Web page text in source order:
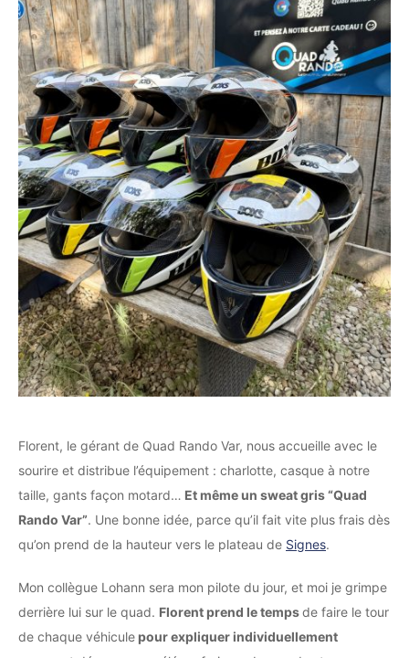
Florent, le gérant de Quad Rando Var, nous accueille avec le
sourire et distribue l’équipement : charlotte, casque à notre
taille, gants façon motard… Et même un sweat gris “Quad
Rando Var”. Une bonne idée, parce qu’il fait vite plus frais dès
qu’on prend de la hauteur vers le plateau de Signes.
Mon collègue Lohann sera mon pilote du jour, et moi je grimpe
derrière lui sur le quad. Florent prend le tempsde faire le tour
de chaque véhiculepour expliquer individuellement